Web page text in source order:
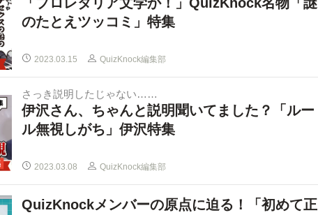
のたとえツッコミ」特集
2023.03.15 QuizKnock編集部
さっき説明したじゃない……
伊沢さん、ちゃんと説明聞いてました？「ルー
ル無視しがち」伊沢特集
2023.03.08 QuizKnock編集部
QuizKnockメンバーの原点に迫る！「初めて正